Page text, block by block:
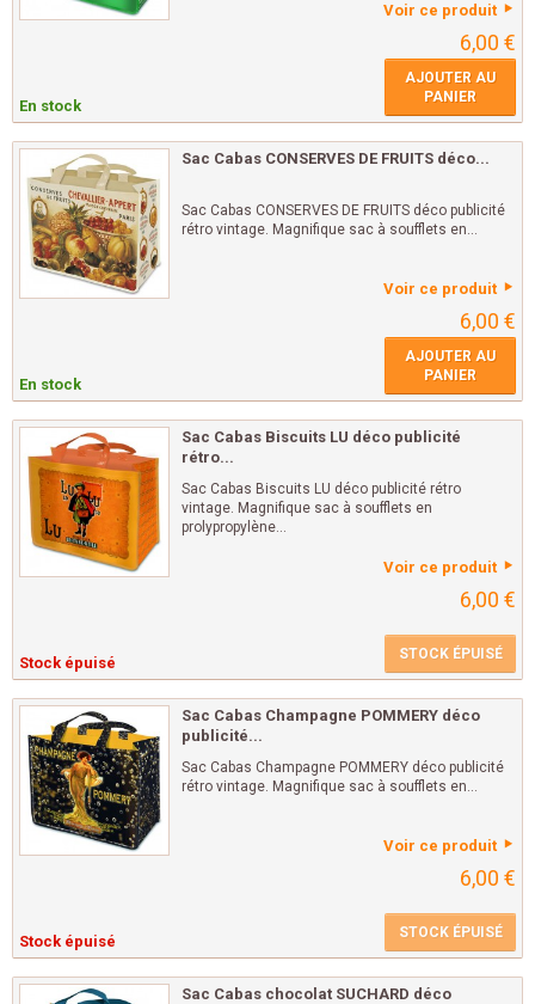
Voir ce produit
6,00 €
En stock
AJOUTER AU
PANIER
Sac Cabas CONSERVES DE FRUITS déco...
Sac Cabas CONSERVES DE FRUITS déco publicité
rétro vintage. Magnifique sac à soufflets en...
Voir ce produit
6,00 €
En stock
AJOUTER AU
PANIER
Sac Cabas Biscuits LU déco publicité
rétro...
Sac Cabas Biscuits LU déco publicité rétro
vintage. Magnifique sac à soufflets en
prolypropylène...
Voir ce produit
6,00 €
Stock épuisé STOCK ÉPUISÉ
Sac Cabas Champagne POMMERY déco
publicité...
Sac Cabas Champagne POMMERY déco publicité
rétro vintage. Magnifique sac à soufflets en...
Voir ce produit
6,00 €
Stock épuisé STOCK ÉPUISÉ
Sac Cabas chocolat SUCHARD déco